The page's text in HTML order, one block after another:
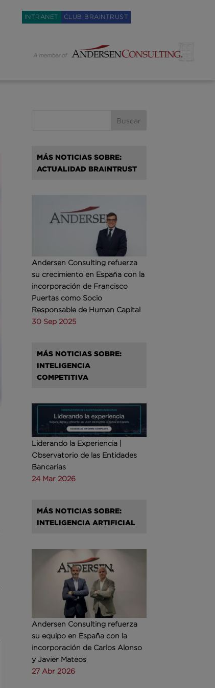
INTRANET CLUB BRAINTRUST
MÁS NOTICIAS SOBRE:
ACTUALIDAD BRAINTRUST
Andersen Consulting refuerza
su crecimiento en España con la
incorporación de Francisco
Puertas como Socio
Responsable de Human Capital
30 Sep 2025
MÁS NOTICIAS SOBRE:
INTELIGENCIA
COMPETITIVA
Liderando la Experiencia |
Observatorio de las Entidades
Bancarias
24 Mar 2026
MÁS NOTICIAS SOBRE:
INTELIGENCIA ARTIFICIAL
Andersen Consulting refuerza
su equipo en España con la
incorporación de Carlos Alonso
y Javier Mateos
27 Abr 2026